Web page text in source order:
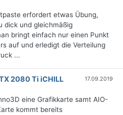
erfordert etwas Übung,
dick und gleichmäßig
bringt einfach nur einen Punkt
auf und erledigt die Verteilung
...
2080 Ti iCHILL
17.09.2019
eine Grafikkarte samt AIO-
kommt bereits